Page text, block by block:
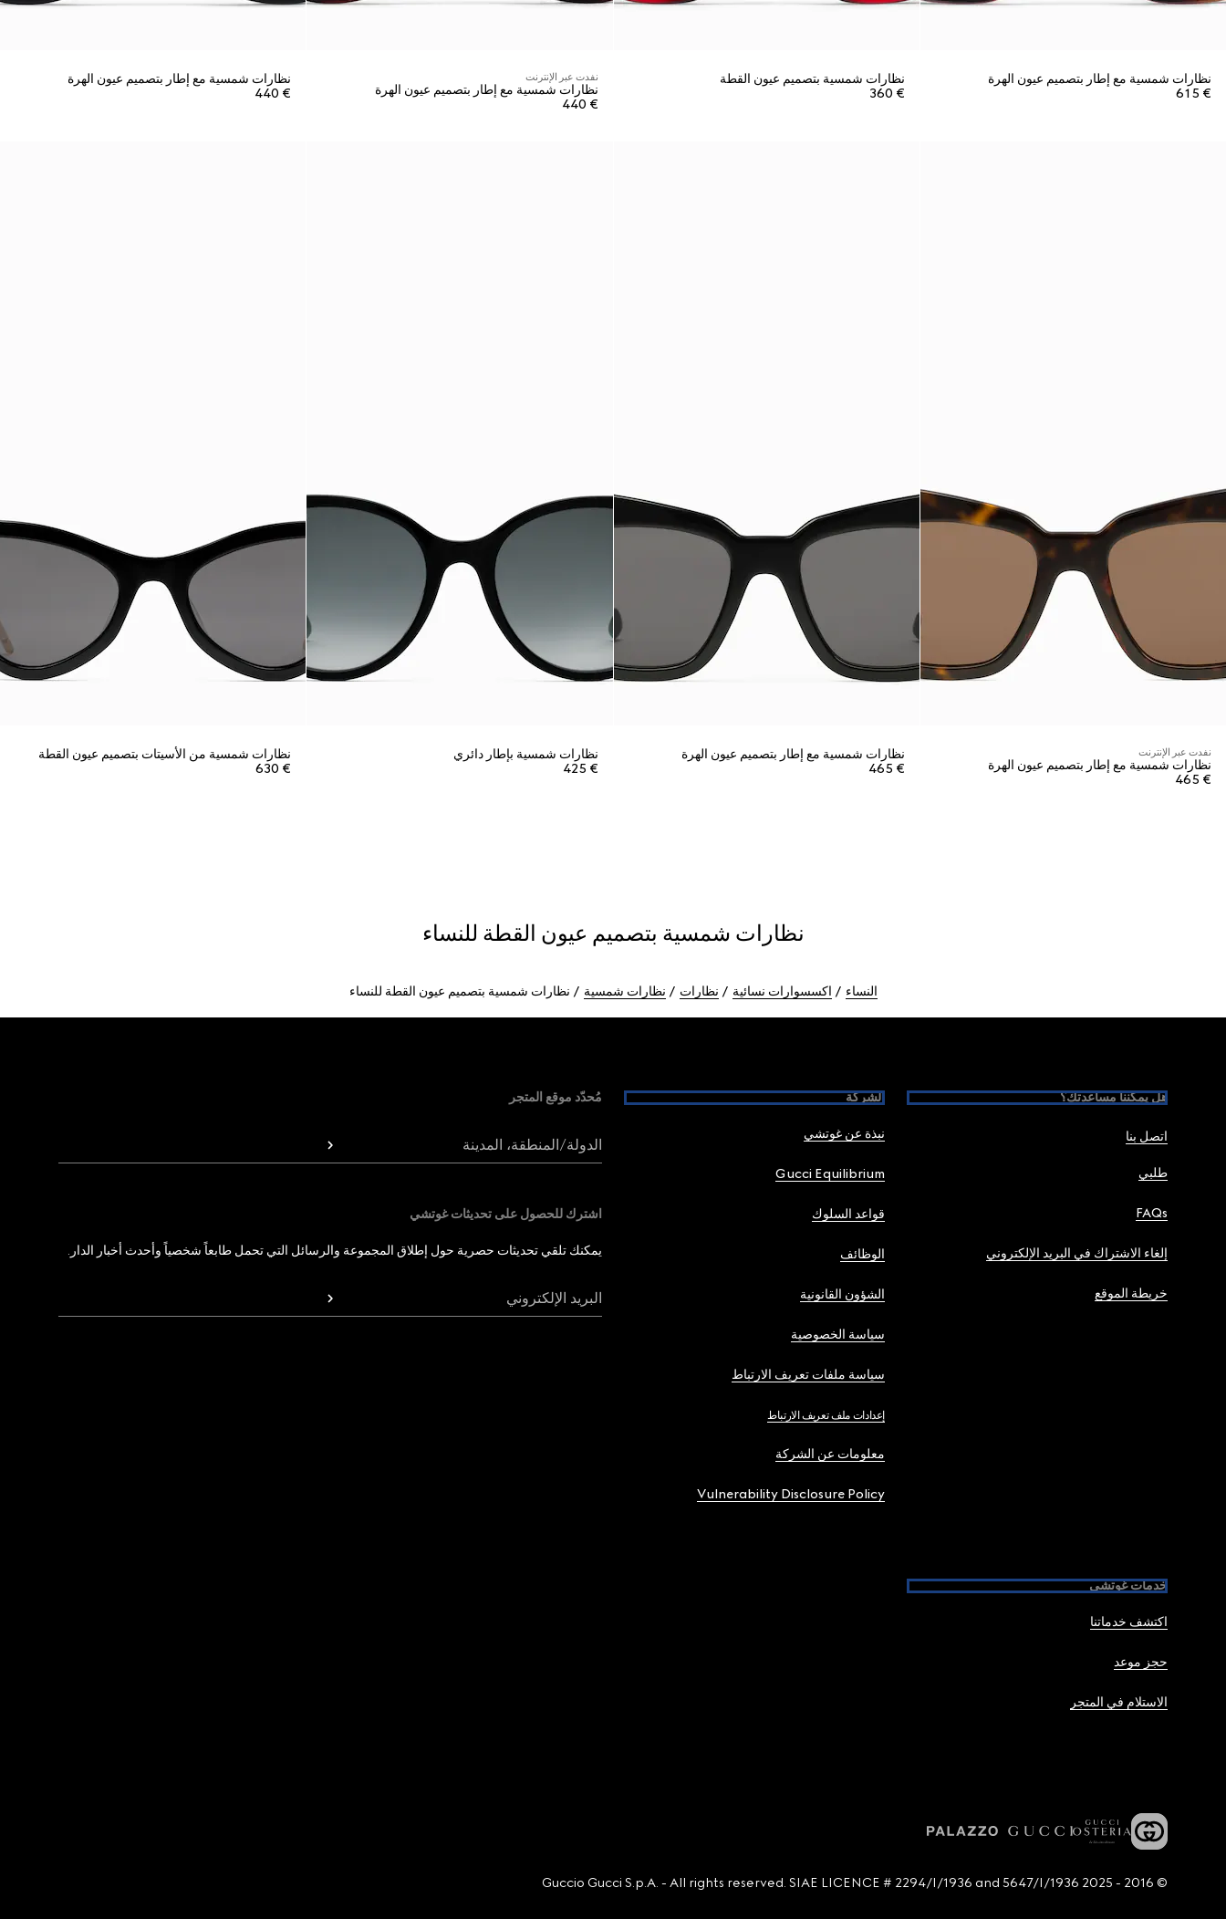
نظارات شمسية مع إطار بتصميم عيون الهرة
€ 615
نظارات شمسية بتصميم عيون القطة
€ 360
نفدت عبر الإنترنت
نظارات شمسية مع إطار بتصميم عيون الهرة
€ 440
نظارات شمسية مع إطار بتصميم عيون الهرة
€ 440
نفدت عبر الإنترنت
نظارات شمسية مع إطار بتصميم عيون الهرة
€ 465
نظارات شمسية مع إطار بتصميم عيون الهرة
€ 465
نظارات شمسية بإطار دائري
€ 425
نظارات شمسية من الأسيتات بتصميم عيون القطة
€ 630
نظارات شمسية بتصميم عيون القطة للنساء
النساء اكسسوارات نسائية نظارات نظارات شمسية نظارات شمسية بتصميم عيون القطة للنساء
هل يمكننا مساعدتك؟
اتصل بنا
طلبي
FAQs
إلغاء الاشتراك في البريد الإلكتروني
خريطة الموقع
الشركة
نبذة عن غوتشي
Gucci Equilibrium
قواعد السلوك
الوظائف
الشؤون القانونية
سياسة الخصوصية
سياسة ملفات تعريف الارتباط
إعدادات ملف تعريف الارتباط
معلومات عن الشركة
Vulnerability Disclosure Policy
خدمات غوتشي
اكتشف خدماتنا
حجز موعد
الاستلام في المتجر
مُحدّد موقع المتجر
الدولة/المنطقة، المدينة
اشترك للحصول على تحديثات غوتشي
يمكنك تلقي تحديثات حصرية حول إطلاق المجموعة والرسائل التي تحمل طابعاً شخصياً وأحدث أخبار الدار.
البريد الإلكتروني
© 2016 - 2025 Guccio Gucci S.p.A. - All rights reserved. SIAE LICENCE # 2294/I/1936 and 5647/I/1936